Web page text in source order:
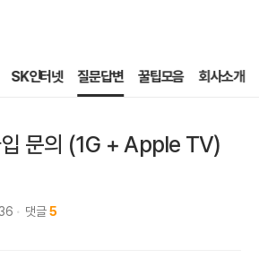
SK인터넷 질문답변 꿀팁모음 회사소개
문의 (1G + Apple TV)
댓글 5